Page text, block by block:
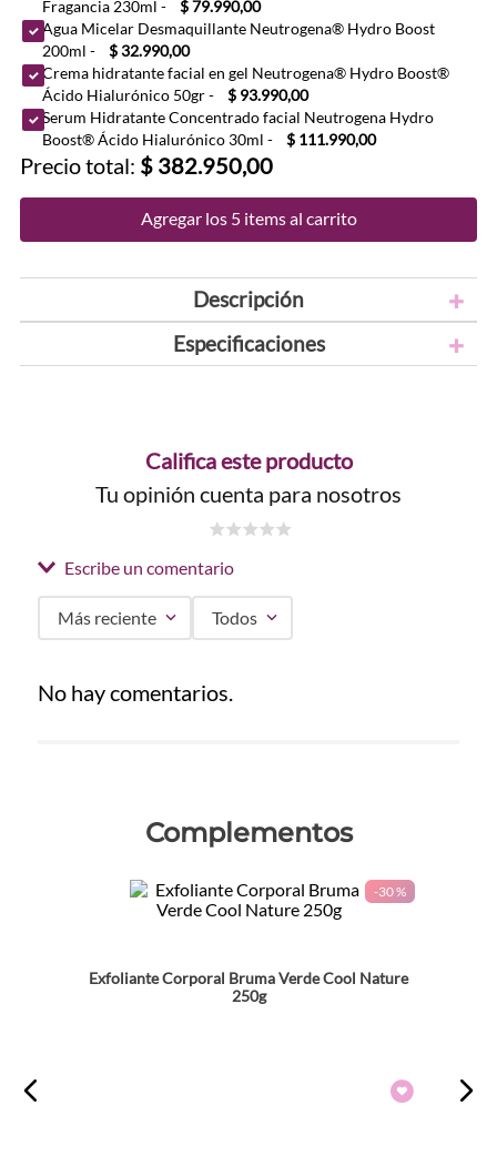
Fragancia 230ml -
$ 79.990,00
Agua Micelar Desmaquillante Neutrogena® Hydro Boost
200ml -
$ 32.990,00
Crema hidratante facial en gel Neutrogena® Hydro Boost®
Ácido Hialurónico 50gr-
$ 93.990,00
Serum Hidratante Concentrado facial Neutrogena Hydro
Boost® Ácido Hialurónico 30ml - $ 111.990,00
Precio total: $ 382.950,00
Agregar los 5 items al carrito
Descripción
Especificaciones
Califica este producto
Tu opinión cuenta para nosotros
Escribe un comentario
Título
Más reciente Todos
No hay comentarios.
Complementos
-30 %
Exfoliante Corporal Bruma Verde Cool Nature
250g